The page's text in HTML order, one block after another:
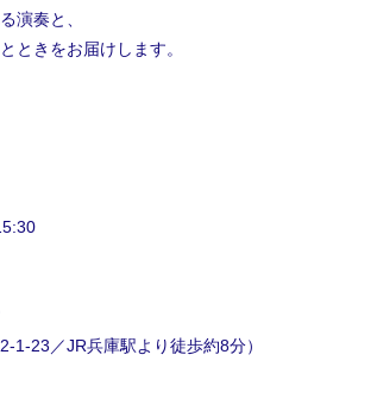
演奏と、
ときをお届けします。
1-23／JR兵庫駅より徒歩約8分）